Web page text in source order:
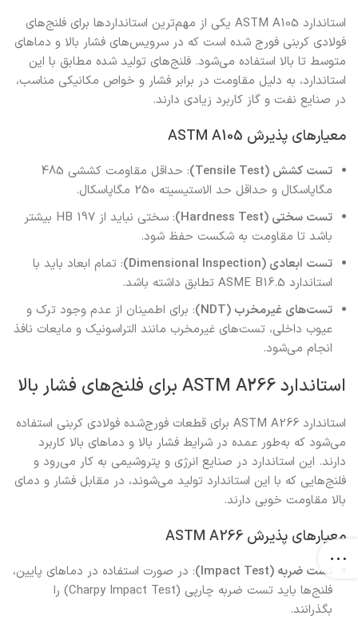
استاندارد ASTM A105 یکی از مهم‌ترین استانداردها برای فلنج‌های
فولادی کربنی فورج شده است که در سرویس‌های فشار بالا و دماهای
متوسط تا بالا استفاده می‌شود. فلنج‌های تولید شده مطابق با این
استاندارد، به دلیل مقاومت در برابر فشار و خواص مکانیکی مناسب،
در صنایع نفت و گاز کاربرد زیادی دارند.
معیارهای پذیرش ASTM A105
تست کشش (Tensile Test)
: حداقل مقاومت کششی 485
مگاپاسکال و حداقل حد الاستیسیته 250 مگاپاسکال.
تست سختی (Hardness Test)
: سختی نباید از 197 HB بیشتر
باشد تا مقاومت به شکست حفظ شود.
تست ابعادی (Dimensional Inspection)
: تمام ابعاد باید با
استاندارد ASME B16.5 تطابق داشته باشد.
تست‌های غیرمخرب (NDT)
: برای اطمینان از عدم وجود ترک و
عیوب داخلی، تست‌های غیرمخرب مانند التراسونیک و مایعات نافذ
انجام می‌شود.
استاندارد ASTM A266 برای فلنج‌های فشار بالا
استاندارد ASTM A266 برای قطعات فورج‌شده فولادی کربنی استفاده
می‌شود که به‌طور عمده در شرایط فشار بالا و دماهای بالا کاربرد
دارند. این استاندارد در صنایع انرژی و پتروشیمی به کار می‌رود و
فلنج‌هایی که با این استاندارد تولید می‌شوند، در مقابل فشار و دمای
بالا مقاومت خوبی دارند.
معیارهای پذیرش ASTM A266
تست ضربه (Impact Test)
: در صورت استفاده در دماهای پایین،
فلنج‌ها باید تست ضربه چارپی (Charpy Impact Test) را
بگذرانند.